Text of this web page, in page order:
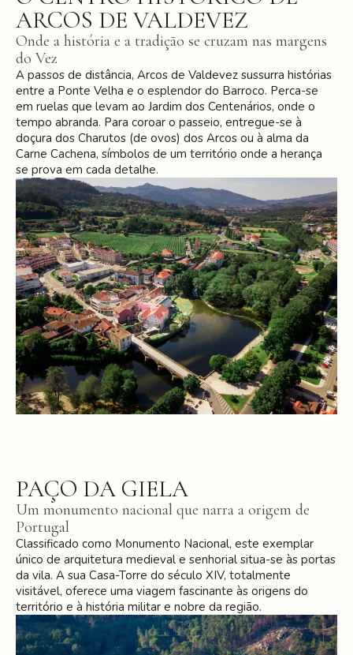
ARCOS DE VALDEVEZ
Onde a história e a tradição se cruzam nas margens
do Vez
A passos de distância, Arcos de Valdevez sussurra histórias
entre a Ponte Velha e o esplendor do Barroco. Perca-se
em ruelas que levam ao Jardim dos Centenários, onde o
tempo abranda. Para coroar o passeio, entregue-se à
doçura dos Charutos (de ovos) dos Arcos ou à alma da
Carne Cachena, símbolos de um território onde a herança
se prova em cada detalhe.
PAÇO DA GIELA
Um monumento nacional que narra a origem de
Portugal
Classificado como Monumento Nacional, este exemplar
único de arquitetura medieval e senhorial situa-se às portas
da vila. A sua Casa-Torre do século XIV, totalmente
visitável, oferece uma viagem fascinante às origens do
território e à história militar e nobre da região.